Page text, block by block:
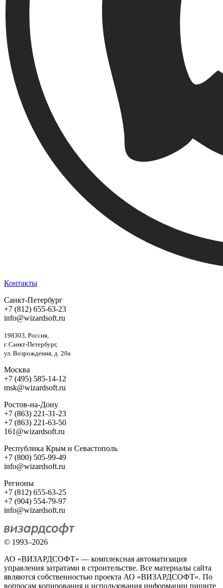
Контакты
Санкт-Петербург
+7 (812) 655-63-23
info@wizardsoft.ru
198303, Россия,
г. Санкт-Петербург,
ул. Возрождения, д. 20а
Москва
+7 (495) 585-14-12
msk@wizardsoft.ru
Ростов-на-Дону
+7 (863) 221-31-23
+7 (863) 221-63-50
161@wizardsoft.ru
Республика Крым и Севастополь
+7 (800) 505-99-49
info@wizardsoft.ru
Регионы
+7 (812) 655-63-25
+7 (904) 554-79-97
info@wizardsoft.ru
© 1993–2026
АО «ВИЗАРДСОФТ» — комплексная автоматизация
управления затратами в строительстве. Все материалы сайта
являются собственностью проекта АО «ВИЗАРДСОФТ». По
вопросам копирования и использования информации пишите